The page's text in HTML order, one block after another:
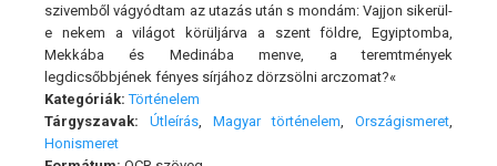
szivemből vágyódtam az utazás után s mondám: Vajjon sikerül-
e nekem a világot körüljárva a szent földre, Egyiptomba,
Mekkába és Medinába menve, a teremtmények
legdicsőbbjének fényes sírjához dörzsölni arczomat?«
Kategóriák: Történelem
Tárgyszavak:
Útleírás Magyar történelem Országismeret
Honismeret